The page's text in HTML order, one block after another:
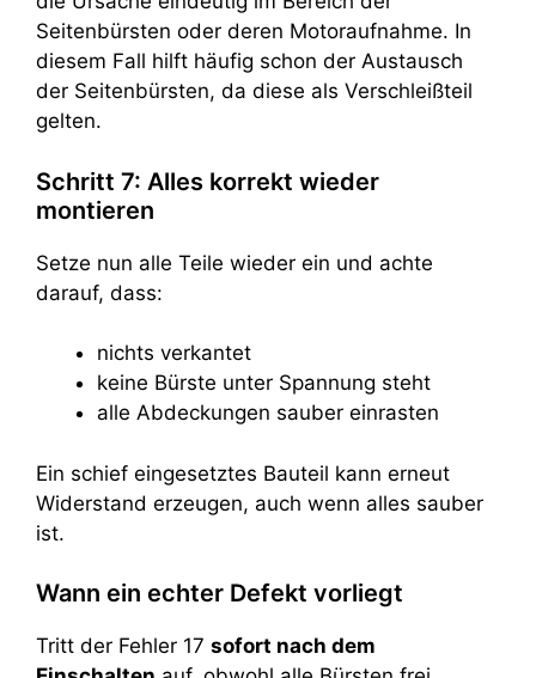
Seitenbürsten oder deren Motoraufnahme. In
diesem Fall hilft häufig schon der Austausch
der Seitenbürsten, da diese als Verschleißteil
gelten.
Schritt 7: Alles korrekt wieder
montieren
Setze nun alle Teile wieder ein und achte
darauf, dass:
nichts verkantet
keine Bürste unter Spannung steht
alle Abdeckungen sauber einrasten
Ein schief eingesetztes Bauteil kann erneut
Widerstand erzeugen, auch wenn alles sauber
ist.
Wann ein echter Defekt vorliegt
Tritt der Fehler 17 sofort nach dem